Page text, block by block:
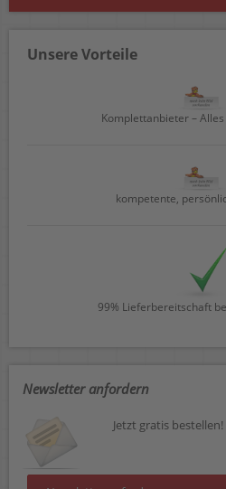
Unsere Vorteile
Komplettanbieter –
kompetente,
99% Lieferbereitschaft
Newsletter anfordern
Jetzt gratis bestellen!